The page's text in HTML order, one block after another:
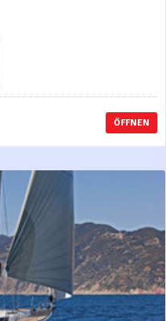
ÖFFNEN